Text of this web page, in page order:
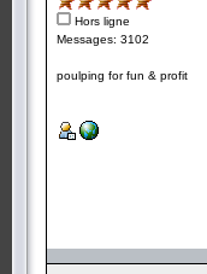
Hors ligne
Messages: 3102
poulping for fun & profit